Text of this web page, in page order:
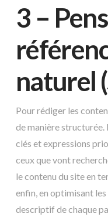
3 –
naturel
Pour rédiger les
de manière structurée.
clés et expressions
ceux que vont
le contenu du site en
enfin, en optimisant
descriptif de chaque